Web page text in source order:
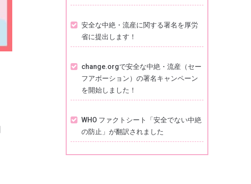
安全な中絶・流産に関する署名を厚労
省に提出します！
change.orgで安全な中絶・流産（セー
フアボーション）の署名キャンペーン
を開始しました！
WHO ファクトシート「安全でない中絶
の防止」が翻訳されました